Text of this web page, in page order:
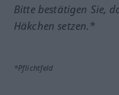
Bitte bestätigen Sie,
Häkchen setzen.*
*Pflichtfeld